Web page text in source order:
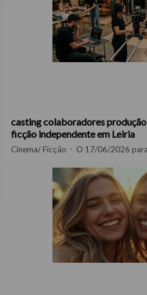
casting colaboradores
ficção independente em Leiria
Cinema/ Ficção O 17/06/2026